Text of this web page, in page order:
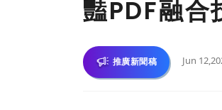
豔PDF融合
推廣新聞稿 Jun